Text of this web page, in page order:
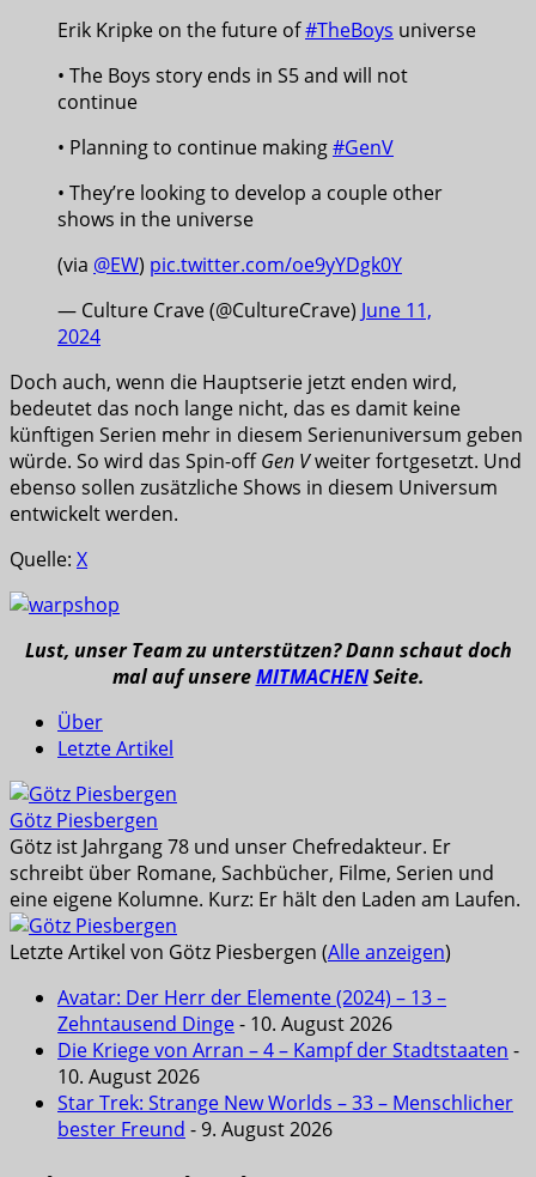
Erik Kripke on the future of#TheBoys universe
• The Boys story ends in S5 and will not
continue
• Planning to continue making#GenV
• They’re looking to develop a couple other
shows in the universe
(via @EW) pic.twitter.com/oe9yYDgk0Y
— Culture Crave (@CultureCrave) June 11,
2024
Doch auch, wenn die Hauptserie jetzt enden wird,
bedeutet das noch lange nicht, das es damit keine
künftigen Serien mehr in diesem Serienuniversum geben
würde. So wird das Spin-offGen Vweiter fortgesetzt. Und
ebenso sollen zusätzliche Shows in diesem Universum
entwickelt werden.
Quelle: X
Lust, unser Team zu unterstützen? Dann schaut doch
mal auf unsereMITMACHENSeite.
Über
Letzte Artikel
Götz Piesbergen
Götz ist Jahrgang 78 und unser Chefredakteur. Er
schreibt über Romane, Sachbücher, Filme, Serien und
eine eigene Kolumne. Kurz: Er hält den Laden am Laufen.
Letzte Artikel von Götz Piesbergen (Alle anzeigen)
Avatar: Der Herr der Elemente (2024) – 13 –
Zehntausend Dinge- 10. August 2026
Die Kriege von Arran – 4 – Kampf der Stadtstaaten -
10. August 2026
Star Trek: Strange New Worlds – 33 – Menschlicher
bester Freund - 9. August 2026